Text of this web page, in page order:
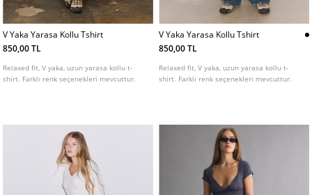
V Yaka Yarasa Kollu Tshirt
850,00 TL
Relaxed fit, V yaka, uzun yarasa kollu t-
shirt. Farklı renk seçenekleri mevcuttur.
V Yaka Yarasa Kollu Tshirt
850,00 TL
Relaxed fit, V yaka, uzun yarasa kollu t-
shirt. Farklı renk seçenekleri mevcuttur.